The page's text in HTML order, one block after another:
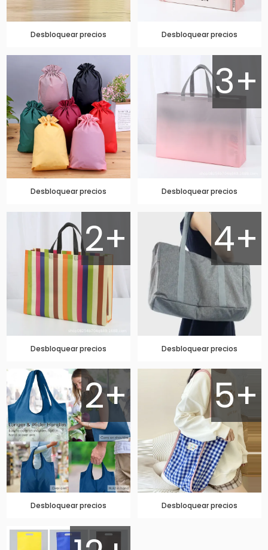
Desbloquear precios Desbloquear precios
Desbloquear precios
3+
Desbloquear precios
2+
Desbloquear precios
4+
Desbloquear precios
2+
Desbloquear precios
5+
Desbloquear precios